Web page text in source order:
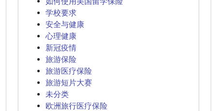
学校要求
安全与健康
心理健康
新冠疫情
旅游保险
旅游医疗保险
旅游短片大赛
未分类
欧洲旅行医疗保险